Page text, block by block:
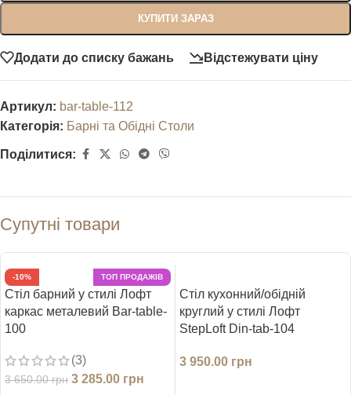
КУПИТИ ЗАРАЗ
Додати до списку бажань Відстежувати ціну
Артикул: bar-table-112
Категорія: Барні та Обідні Столи
Поділитися:
Супутні товари
-10% ТОП ПРОДАЖІВ
Стіл барний у стилі Лофт
каркас металевий Bar-table-
100
(3)
3 650.00грн 3 285.00 грн
Стіл кухонний/обідній
круглий у стилі Лофт
StepLoft Din-tab-104
3 950.00 грн